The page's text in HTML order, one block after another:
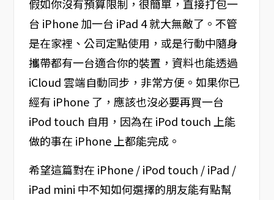
假如你沒有預算限制，很簡單，直接打包一
台 iPhone 加一台 iPad 4 就大無敵了。不管
是在家裡、公司定點使用，或是行動中隨身
攜帶都有一台適合你的裝置，資料也能透過
iCloud 雲端自動同步，非常方便。如果你已
經有 iPhone 了，應該也沒必要再買一台
iPod touch 自用，因為在 iPod touch 上能
做的事在 iPhone 上都能完成。
希望這篇對在 iPhone / iPod touch / iPad /
iPad mini 中不知如何選擇的朋友能有點幫